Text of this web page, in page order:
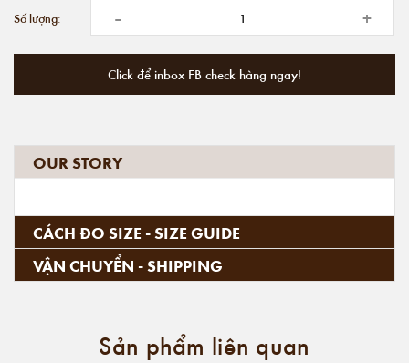
Số lượng: - +
Click để inbox FB check hàng ngay!
OUR STORY
CÁCH ĐO SIZE - SIZE GUIDE
VẬN CHUYỂN - SHIPPING
Sản phẩm liên quan